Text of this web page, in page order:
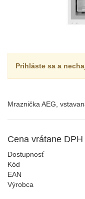
Prihláste sa a
Mraznička AEG,
Cena vrátane DPH
Dostupnosť
Kód
EAN
Výrobca